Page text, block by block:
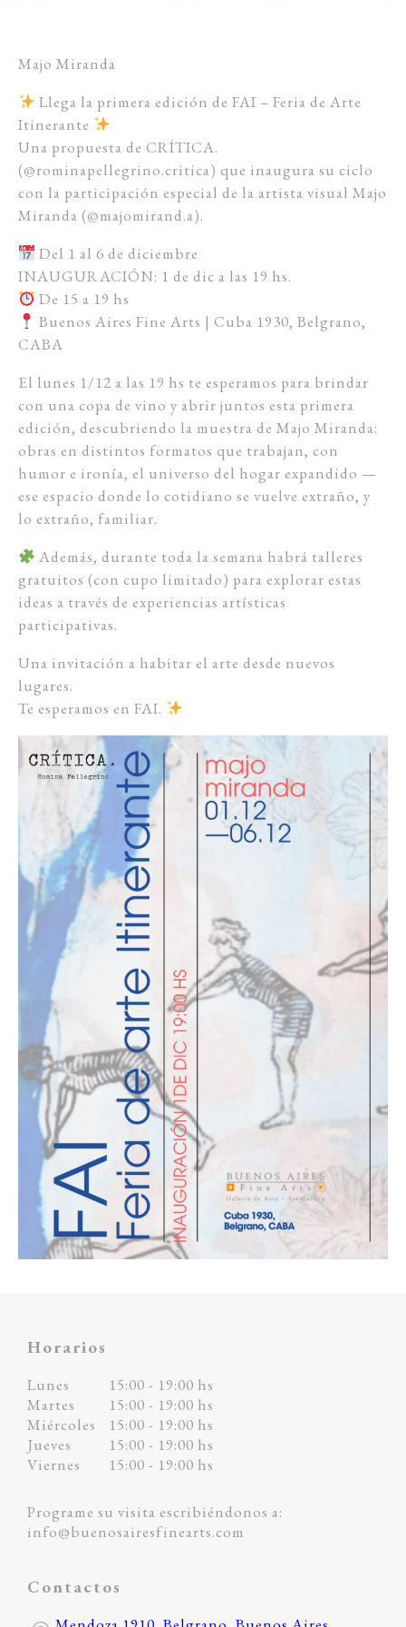
Majo Miranda
Llega la primera edición de FAI – Feria de Arte
Itinerante
Una propuesta de CRÍTICA.
(@rominapellegrino.critica) que inaugura su ciclo
con la participación especial de la artista visual Majo
Miranda (@majomirand.a).
Del 1 al 6 de diciembre
INAUGURACIÓN: 1 de dic a las 19 hs.
De 15 a 19 hs
Buenos Aires Fine Arts | Cuba 1930, Belgrano,
CABA
El lunes 1/12 a las 19 hs te esperamos para brindar
con una copa de vino y abrir juntos esta primera
edición, descubriendo la muestra de Majo Miranda:
obras en distintos formatos que trabajan, con
humor e ironía, el universo del hogar expandido —
ese espacio donde lo cotidiano se vuelve extraño, y
lo extraño, familiar.
Además, durante toda la semana habrá talleres
gratuitos (con cupo limitado) para explorar estas
ideas a través de experiencias artísticas
participativas.
Una invitación a habitar el arte desde nuevos
lugares.
Te esperamos en FAI.
Horarios
Lunes
15:00 - 19:00 hs
Martes
15:00 - 19:00 hs
Miércoles
15:00 - 19:00 hs
Jueves
15:00 - 19:00 hs
Viernes
15:00 - 19:00 hs
Programe su visita escribiéndonos a:
info@buenosairesfinearts.com
Contactos